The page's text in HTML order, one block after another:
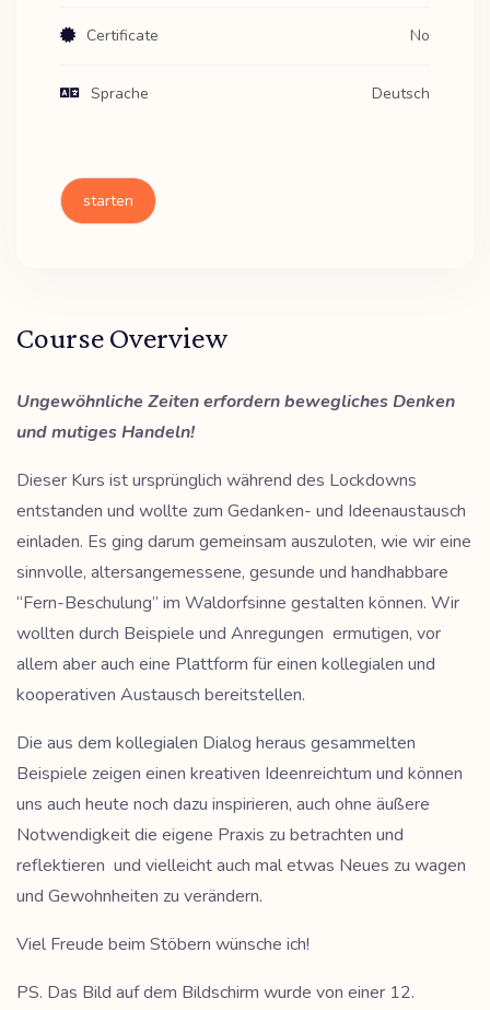
Course Overview
Ungewöhnliche Zeiten erfordern bewegliches Denken
und mutiges Handeln!
Dieser Kurs ist ursprünglich während des Lockdowns
entstanden und wollte zum Gedanken- und Ideenaustausch
einladen. Es ging darum gemeinsam auszuloten, wie wir eine
sinnvolle, altersangemessene, gesunde und handhabbare
“Fern-Beschulung” im Waldorfsinne gestalten können. Wir
wollten durch Beispiele und Anregungen ermutigen, vor
allem aber auch eine Plattform für einen kollegialen und
kooperativen Austausch bereitstellen.
Die aus dem kollegialen Dialog heraus gesammelten
Beispiele zeigen einen kreativen Ideenreichtum und können
uns auch heute noch dazu inspirieren, auch ohne äußere
Notwendigkeit die eigene Praxis zu betrachten und
reflektieren und vielleicht auch mal etwas Neues zu wagen
und Gewohnheiten zu verändern.
Viel Freude beim Stöbern wünsche ich!
PS. Das Bild auf dem Bildschirm wurde von einer 12.
Certificate No
Sprache Deutsch
starten